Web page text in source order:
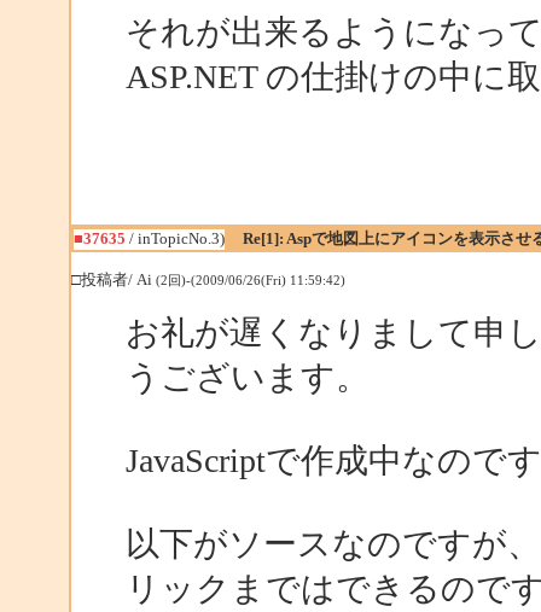
それが出来るようになっ
ASP.NET の仕掛けの中に
■37635 / inTopicNo.3) Re[1]: Aspで地図上にアイコンを表示させ
□投稿者/ Ai (2回)-(2009/06/26(Fri) 11:59:42)
お礼が遅くなりまして申
うございます。
JavaScriptで作成中なので
以下がソースなのですが
リックまではできるので